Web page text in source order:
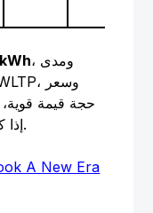
130 kWh، ومدى
إذا كنت تقطع مسافات طويلة أسبوعيًا.
A New Era